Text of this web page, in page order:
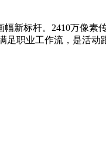
幅新标杆。2410万像
职业工作流，是活动